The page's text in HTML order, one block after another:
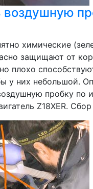
воздушную
химические
защищают от
плохо
у них небольшой.
пробку по
Z18XER.